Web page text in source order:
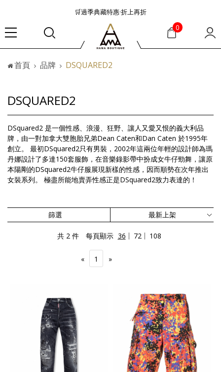
🛒過季典藏特惠·折上再折
👜大容量包款美學從不只是收納
『折扣』降臨，將時髦夏季全部收藏
🟤「萬元初」入手HEREU小眾靜奢品牌包款
🟤TODS的義大利經典美學超越了短暫流行
『折扣』降臨，將時髦夏季全部收藏
🟤「萬元初」入手HEREU小眾靜奢品牌包款
0
首頁 品牌 DSQUARED2
DSQUARED2
DSquared2 是一個性感、浪漫、狂野、讓人又愛又恨的義大利品
牌，由一對加拿大雙胞胎兄弟Dean Caten和Dan Caten 於1995年
創立。 最初DSquared2只有男裝，2002年這兩位年輕的設計師為瑪
丹娜設計了多達150套服飾，在音樂錄影帶中扮成女牛仔勁舞，讓原
本陽剛的DSquared2牛仔服展現新樣的性感，因而順勢在次年推出
女裝系列。 極盡所能地賣弄性感正是DSquared2致力表達的！
篩選
共 2 件 每頁顯示 36 72 108
« 1 »